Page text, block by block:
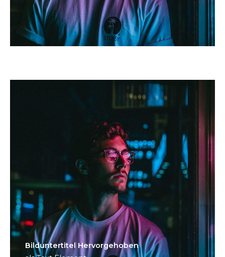
Bild­unter­titel Hervorgehoben